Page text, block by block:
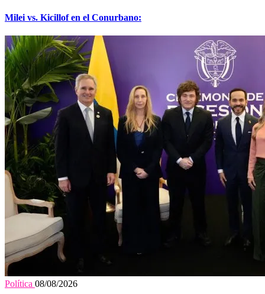
Milei vs. Kicillof en el Conurbano:
Política 08/08/2026